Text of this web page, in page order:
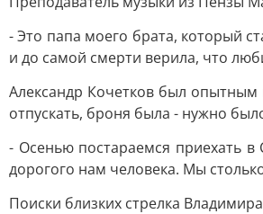
- Это папа моего брата, который
и до самой смерти верила, что
Александр Кочетков был опытным
отпускать, броня была - нужно
- Осенью постараемся приехать
дорогого нам человека. Мы
Поиски близких стрелка